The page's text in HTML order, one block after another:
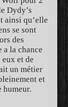
Dydy’s
ainsi qu’elle
se sont
des
a la chance
et de
un métier
et
humeur.